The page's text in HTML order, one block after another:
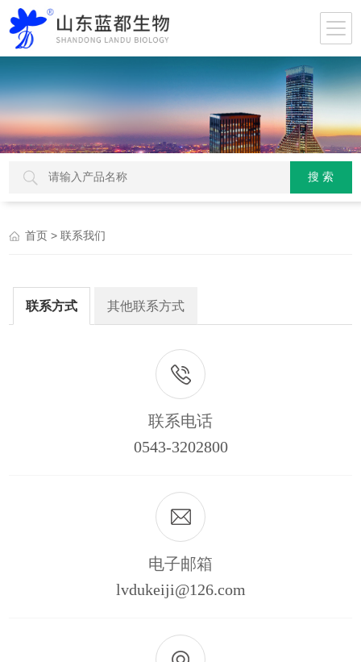
首页 > 联系我们
联系方式 其他联系方式
联系电话
0543-3202800
电子邮箱
lvdukeiji@126.com